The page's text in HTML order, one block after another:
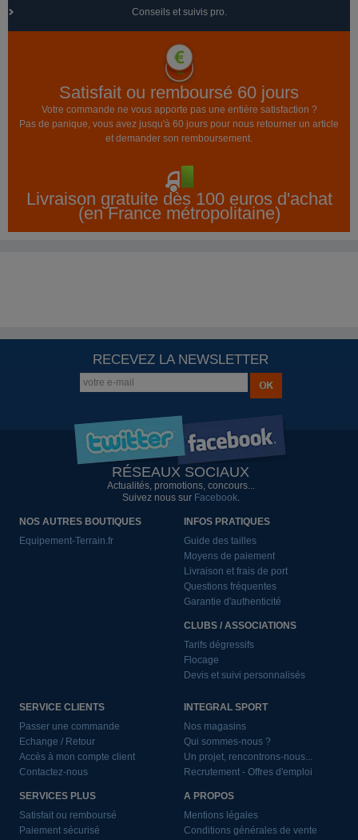
Conseils et suivis pro.
Satisfait ou remboursé 60 jours
Votre commande ne vous apporte pas une entière satisfaction ?
Pas de panique, vous avez jusqu'à 60 jours pour nous retourner un article
et demander son remboursement.
Livraison gratuite dès 100 euros d'achat
(en France métropolitaine)
RECEVEZ LA NEWSLETTER
RÉSEAUX SOCIAUX
Actualités, promotions, concours...
Suivez nous sur Facebook.
NOS AUTRES BOUTIQUES
Equipement-Terrain.fr
INFOS PRATIQUES
Guide des tailles
Moyens de paiement
Livraison et frais de port
Questions fréquentes
Garantie d'authenticité
CLUBS / ASSOCIATIONS
Tarifs dégressifs
Flocage
Devis et suivi personnalisés
SERVICE CLIENTS
Passer une commande
Echange / Retour
Accès à mon compte client
Contactez-nous
SERVICES PLUS
Satisfait ou remboursé
Paiement sécurisé
INTEGRAL SPORT
Nos magasins
Qui sommes-nous ?
Un projet, rencontrons-nous...
Recrutement - Offres d'emploi
A PROPOS
Mentions légales
Conditions générales de vente